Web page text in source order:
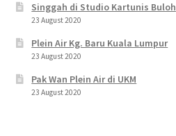
Singgah di Studio Kartunis Buloh
23 August 2020
Plein Air Kg. Baru Kuala Lumpur
23 August 2020
Pak Wan Plein Air di UKM
23 August 2020